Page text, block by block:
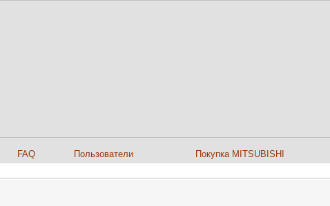
FAQ Пользователи Покупка MITSUBISHI